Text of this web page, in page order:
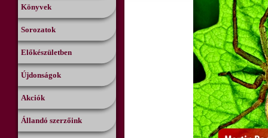
Könyvek
Sorozatok
Előkészületben
Újdonságok
Akciók
Állandó szerzőink